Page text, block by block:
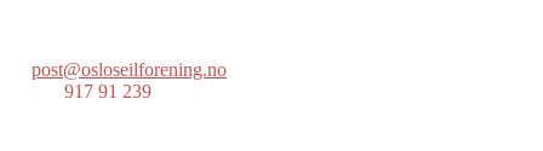
post@osloseilforening.no
917 91 239